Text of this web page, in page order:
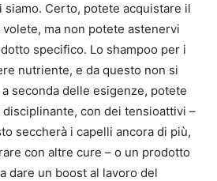
siamo. Certo, potete acquistare il
ma non potete astenervi
specifico. Lo shampoo per i
nutriente, e da questo non si
seconda delle esigenze, potete
con dei tensioattivi –
seccherà i capelli ancora di più,
con altre cure – o un prodotto
dare un boost al lavoro del